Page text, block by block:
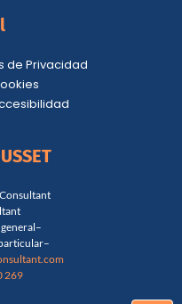
de Privacidad
m
269